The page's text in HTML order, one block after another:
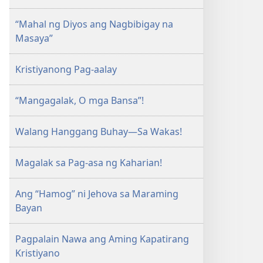
“Mahal ng Diyos ang Nagbibigay na
Masaya”
Kristiyanong Pag-aalay
“Mangagalak, O mga Bansa”!
Walang Hanggang Buhay—Sa Wakas!
Magalak sa Pag-asa ng Kaharian!
Ang “Hamog” ni Jehova sa Maraming
Bayan
Pagpalain Nawa ang Aming Kapatirang
Kristiyano